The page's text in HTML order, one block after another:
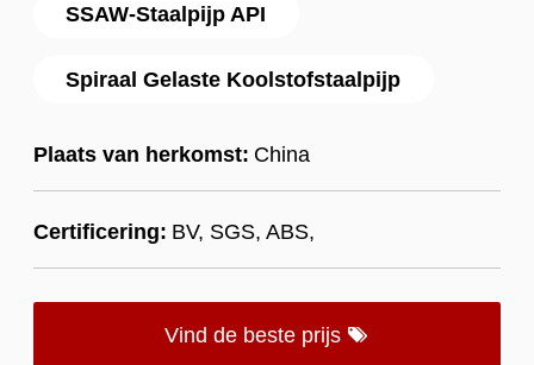
SSAW-Staalpijp API
Spiraal Gelaste Koolstofstaalpijp
Plaats van herkomst: China
Certificering: BV, SGS, ABS,
Vind de beste prijs